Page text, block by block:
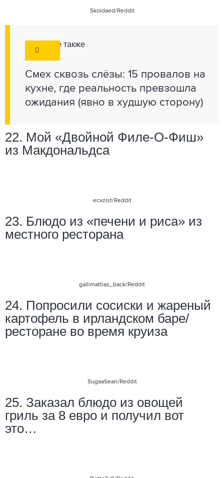
Skoldaed/Reddit
Смотрите также
Смех сквозь слёзы: 15 провалов на
кухне, где реальность превзошла
ожидания (явно в худшую сторону)
22. Мой «Двойной Филе-О-Фиш»
из Макдональдса
ecxzist/Reddit
23. Блюдо из «печени и риса» из
местного ресторана
gallimattias_back/Reddit
24. Попросили сосиски и жареный
картофель в ирландском баре/
ресторане во время круиза
SugaaSean/Reddit
25. Заказал блюдо из овощей
гриль за 8 евро и получил вот
это…